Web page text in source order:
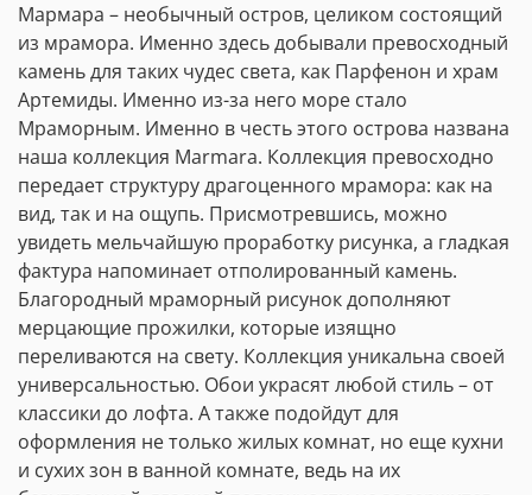
Мармара – необычный остров, целиком состоящий
из мрамора. Именно здесь добывали превосходный
камень для таких чудес света, как Парфенон и храм
Артемиды. Именно из-за него море стало
Мраморным. Именно в честь этого острова названа
наша коллекция Marmara. Коллекция превосходно
передает структуру драгоценного мрамора: как на
вид, так и на ощупь. Присмотревшись, можно
увидеть мельчайшую проработку рисунка, а гладкая
фактура напоминает отполированный камень.
Благородный мраморный рисунок дополняют
мерцающие прожилки, которые изящно
переливаются на свету. Коллекция уникальна своей
универсальностью. Обои украсят любой стиль – от
классики до лофта. А также подойдут для
оформления не только жилых комнат, но еще кухни
и сухих зон в ванной комнате, ведь на их